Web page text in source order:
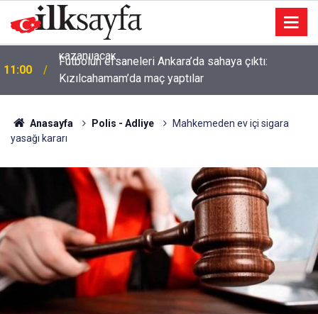
11:00
Futbolun efsaneleri Ankara’da sahaya çıktı:
Kızılcahamam’da maç yaptılar
Anasayfa Polis - Adliye
Mahkemeden ev içi sigara
yasağı kararı